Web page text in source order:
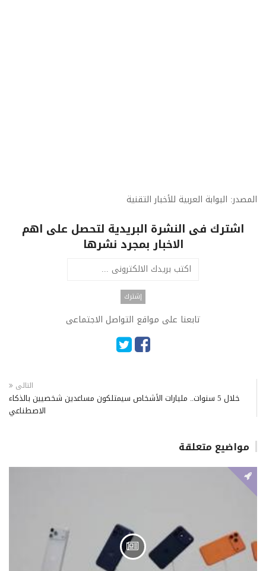
المصدر: البوابة العربية للأخبار التقنية
اشترك فى النشرة البريدية لتحصل على اهم
الاخبار بمجرد نشرها
تابعنا على مواقع التواصل الاجتماعى
التالى
خلال 5 سنوات.. مليارات الأشخاص سيمتلكون مساعدين شخصيين بالذكاء
الاصطناعي
مواضيع متعلقة